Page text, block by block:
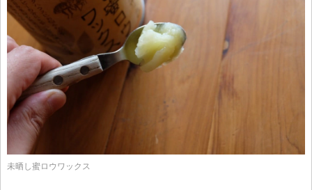
未晒し蜜ロウワックス